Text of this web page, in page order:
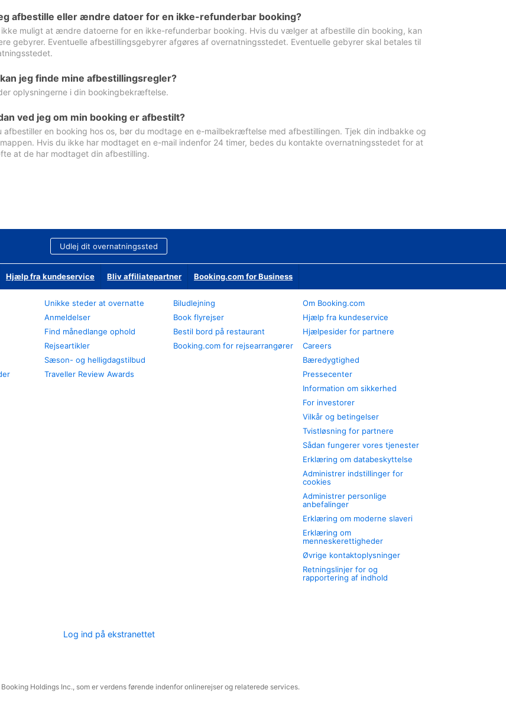
afbestille eller ændre datoer for en ikke-refunderbar booking?
ikke muligt at ændre datoerne for en ikke-refunderbar booking. Hvis du vælger at afbestille din booking, kan
gebyrer. Eventuelle afbestillingsgebyrer afgøres af overnatningsstedet. Eventuelle gebyrer skal betales til
jeg finde mine afbestillingsregler?
oplysningerne i din bookingbekræftelse.
ved jeg om min booking er afbestilt?
afbestiller en booking hos os, bør du modtage en e-mailbekræftelse med afbestillingen. Tjek din indbakke og
Hvis du ikke har modtaget en e-mail indenfor 24 timer, bedes du kontakte overnatningsstedet for at
at de har modtaget din afbestilling.
Udlej dit overnatningssted
Hjælp fra kundeservice Bliv affiliatepartner Booking.com for Business
Unikke steder at overnatte
Anmeldelser
Find månedlange ophold
Rejseartikler
Sæson- og helligdagstilbud
Traveller Review Awards
Biludlejning
Book flyrejser
Bestil bord på restaurant
Booking.com for rejsearrangører
Om Booking.com
Hjælp fra kundeservice
Hjælpesider for partnere
Careers
Bæredygtighed
Pressecenter
Information om sikkerhed
For investorer
Vilkår og betingelser
Tvistløsning for partnere
Sådan fungerer vores tjenester
Erklæring om databeskyttelse
Administrer indstillinger for
cookies
Administrer personlige
anbefalinger
Erklæring om moderne slaveri
Erklæring om
menneskerettigheder
Øvrige kontaktoplysninger
Retningslinjer for og
rapportering af indhold
Log ind på ekstranettet
Holdings Inc., som er verdens førende indenfor onlinerejser og relaterede services.